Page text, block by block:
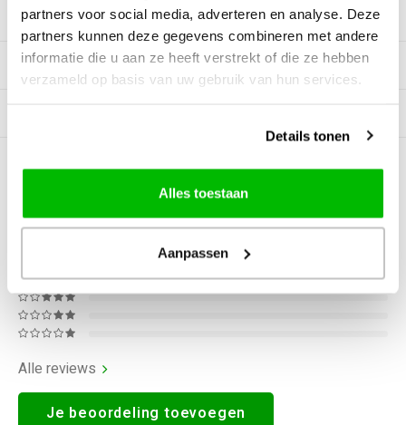
partners voor social media, adverteren en analyse. Deze
partners kunnen deze gegevens combineren met andere
informatie die u aan ze heeft verstrekt of die ze hebben
verzameld op basis van uw gebruik van hun services.
Details tonen
Alles toestaan
Aanpassen
Productomschrijving
Tags
0STERREN OP BASIS VAN0
BEOORDELINGEN
0Reviews
Alle reviews
Je beoordeling toevoegen